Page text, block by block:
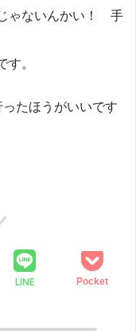
ゃないんかい！ 手
す。
たほうがいいです
LINE Pocket